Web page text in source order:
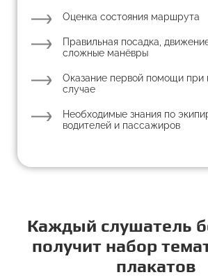
Оценка состояния маршрута
Правильная посадка,
сложные манёвры
Оказание первой помощи при
случае
Необходимые знания по
водителей и пассажиров
Каждый слушатель
получит набор
плакатов